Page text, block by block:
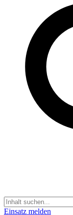
Einsatz melden